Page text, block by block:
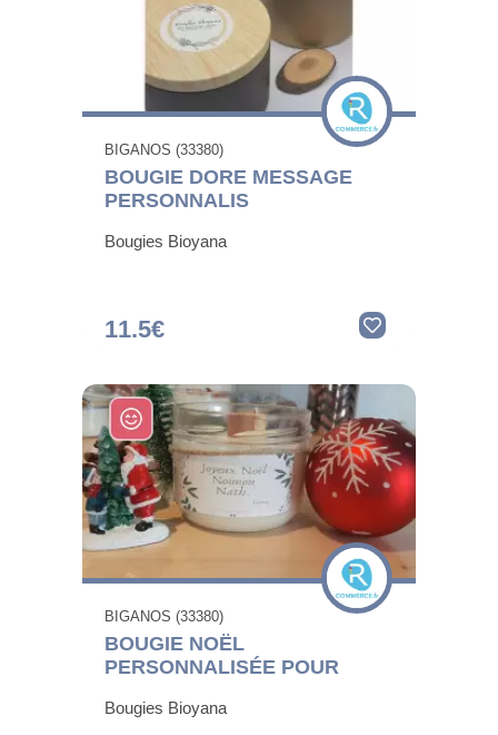
BIGANOS (33380)
BOUGIE DORE MESSAGE
PERSONNALIS
Bougies Bioyana
11.5€
BIGANOS (33380)
BOUGIE NOËL
PERSONNALISÉE POUR
Bougies Bioyana